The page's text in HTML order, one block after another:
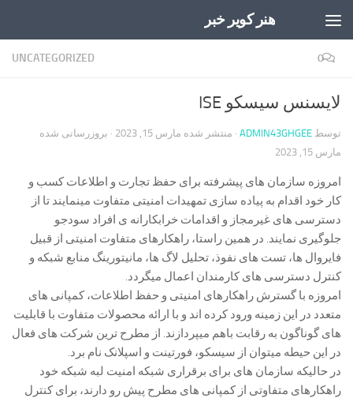
هنر کویر خبر
UNCATEGORIZED 0
لایسنس سیسکو ISE
توسط ADMIN43GHGEE · منتشر شده مارس 15, 2023
· بروزرسانی شده
مارس 15, 2023
امروزه سازمان های پیشرفته برای حفظ تجارت و اطلاعات کسب و
کار خود اقدام به پیاده سازی تمهیدات امنیتی متفاوت مینمایند تا از
دسترسی های غیرمجاز و اقدامات خرابکارانه ی افراد سودجو
جلوگیری نمایند. در همین راستا، راهکارهای متفاوت امنیتی از قبیل
فایروال ها، تست های نفوذ، تحلیل لاگ ها، مانیتورینگ منابع شبکه و
کنترل دسترسی های کارمندان اعمال میگردد.
امروزه با گسترش راهکارهای امنیتی و حفظ اطلاعات، کمپانی های
متعدد در این زمینه ورود کرده اند و با ارائه محصولات متفاوت با قابلیت
های گوناگون به رقابت باهم میپردازند. از مطرح ترین شرکت های فعال
در این حیطه میتوان از سیسکو، فورتینت و اسپلانک نام برد.
در حالیکه سازمان های برای برقراری شبکه امنیت لبه شبکه خود
راهکارهای متفاوتی از کمپانی های مطرح پیش رو دارند، برای کنترل